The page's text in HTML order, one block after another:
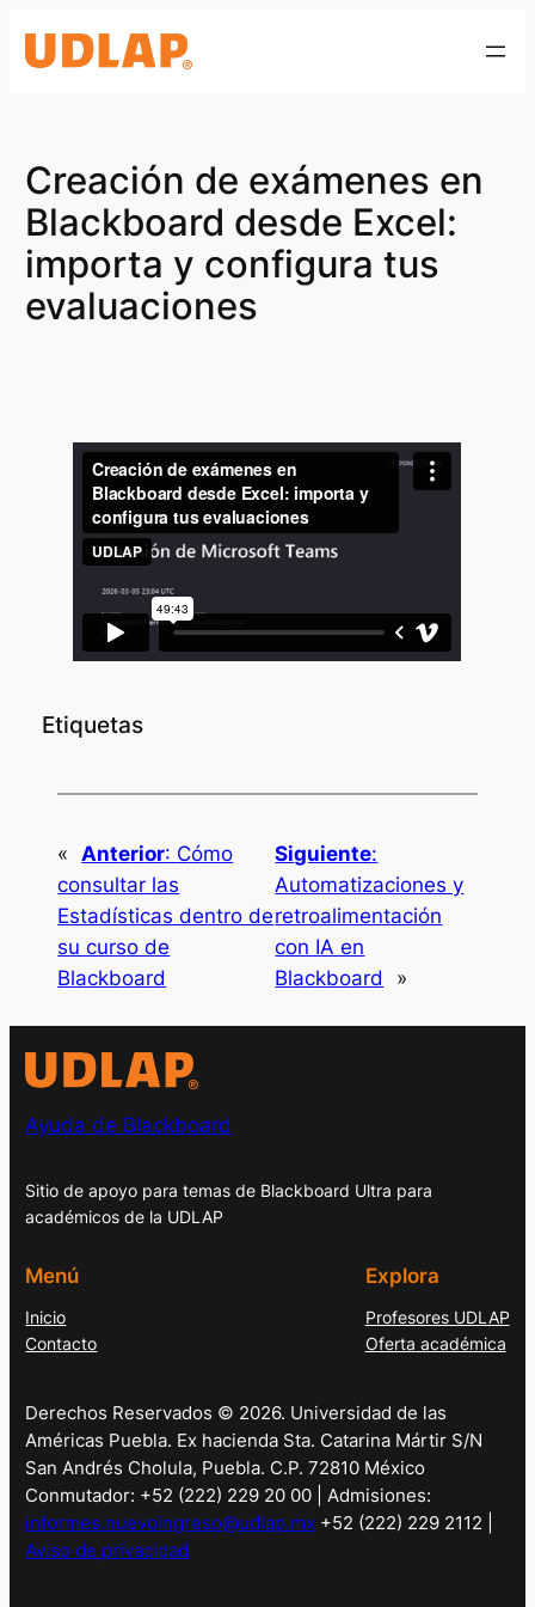
Creación de exámenes en
Blackboard desde Excel:
importa y configura tus
evaluaciones
Etiquetas
« Anterior: Cómo
consultar las
Estadísticas dentro de
su curso de
Blackboard
Siguiente:
Automatizaciones y
retroalimentación
con IA en
Blackboard
»
Ayuda de Blackboard
Sitio de apoyo para temas de Blackboard Ultra para
académicos de la UDLAP
Menú
Inicio
Contacto
Explora
Profesores UDLAP
Oferta académica
Derechos Reservados © 2026. Universidad de las
Américas Puebla. Ex hacienda Sta. Catarina Mártir S/N
San Andrés Cholula, Puebla. C.P. 72810 México
Conmutador: +52 (222) 229 20 00 | Admisiones:
informes.nuevoingreso@udlap.mx +52 (222) 229 2112 |
Aviso de privacidad